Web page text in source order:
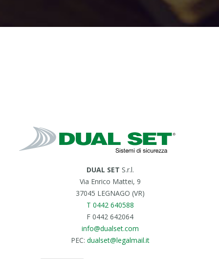
DUAL SET S.r.l.
Via Enrico Mattei, 9
37045 LEGNAGO (VR)
T 0442 640588
F 0442 642064
info@dualset.com
PEC: dualset@legalmail.it